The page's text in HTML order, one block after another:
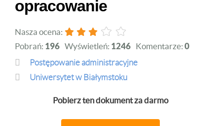
opracowanie
Nasza ocena:
Pobrań: 196 Wyświetleń: 1246 Komentarze: 0
Postępowanie administracyjne
Uniwersytet w Białymstoku
Pobierz ten dokument za darmo